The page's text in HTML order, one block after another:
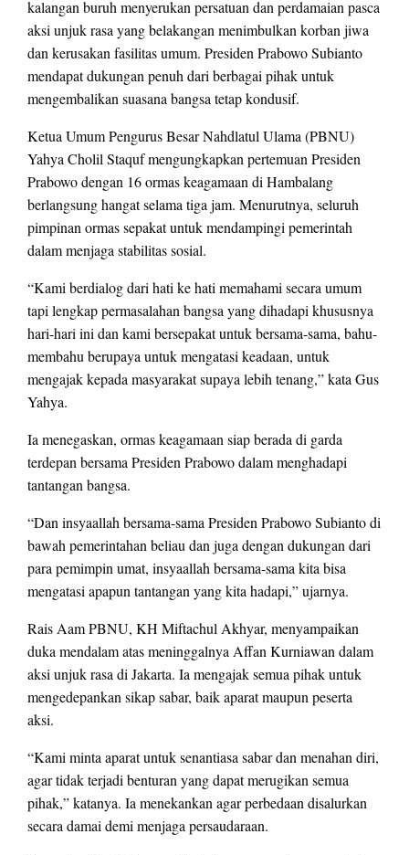
kalangan buruh menyerukan persatuan dan perdamaian pasca
aksi unjuk rasa yang belakangan menimbulkan korban jiwa
dan kerusakan fasilitas umum. Presiden Prabowo Subianto
mendapat dukungan penuh dari berbagai pihak untuk
mengembalikan suasana bangsa tetap kondusif.
Ketua Umum Pengurus Besar Nahdlatul Ulama (PBNU)
Yahya Cholil Staquf mengungkapkan pertemuan Presiden
Prabowo dengan 16 ormas keagamaan di Hambalang
berlangsung hangat selama tiga jam. Menurutnya, seluruh
pimpinan ormas sepakat untuk mendampingi pemerintah
dalam menjaga stabilitas sosial.
“Kami berdialog dari hati ke hati memahami secara umum
tapi lengkap permasalahan bangsa yang dihadapi khususnya
hari-hari ini dan kami bersepakat untuk bersama-sama, bahu-
membahu berupaya untuk mengatasi keadaan, untuk
mengajak kepada masyarakat supaya lebih tenang,” kata Gus
Yahya.
Ia menegaskan, ormas keagamaan siap berada di garda
terdepan bersama Presiden Prabowo dalam menghadapi
tantangan bangsa.
“Dan insyaallah bersama-sama Presiden Prabowo Subianto di
bawah pemerintahan beliau dan juga dengan dukungan dari
para pemimpin umat, insyaallah bersama-sama kita bisa
mengatasi apapun tantangan yang kita hadapi,” ujarnya.
Rais Aam PBNU, KH Miftachul Akhyar, menyampaikan
duka mendalam atas meninggalnya Affan Kurniawan dalam
aksi unjuk rasa di Jakarta. Ia mengajak semua pihak untuk
mengedepankan sikap sabar, baik aparat maupun peserta
aksi.
“Kami minta aparat untuk senantiasa sabar dan menahan diri,
agar tidak terjadi benturan yang dapat merugikan semua
pihak,” katanya. Ia menekankan agar perbedaan disalurkan
secara damai demi menjaga persaudaraan.